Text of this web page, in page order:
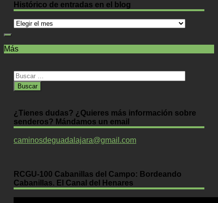
Histórico de entradas en el blog
Histórico
en
Más
Buscar:
¿Tienes dudas? ¿Quieres más información sobre
senderos? Mándamos un email
caminosdeguadalajara@gmail.com
RCGU-100 Cabanillas del Campo: Bordeando
Cabanillas. El Canal del Henares